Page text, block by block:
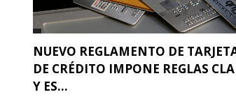
NUEVO REGLAMENTO DE
DE CRÉDITO IMPONE REGLAS
Y ES...